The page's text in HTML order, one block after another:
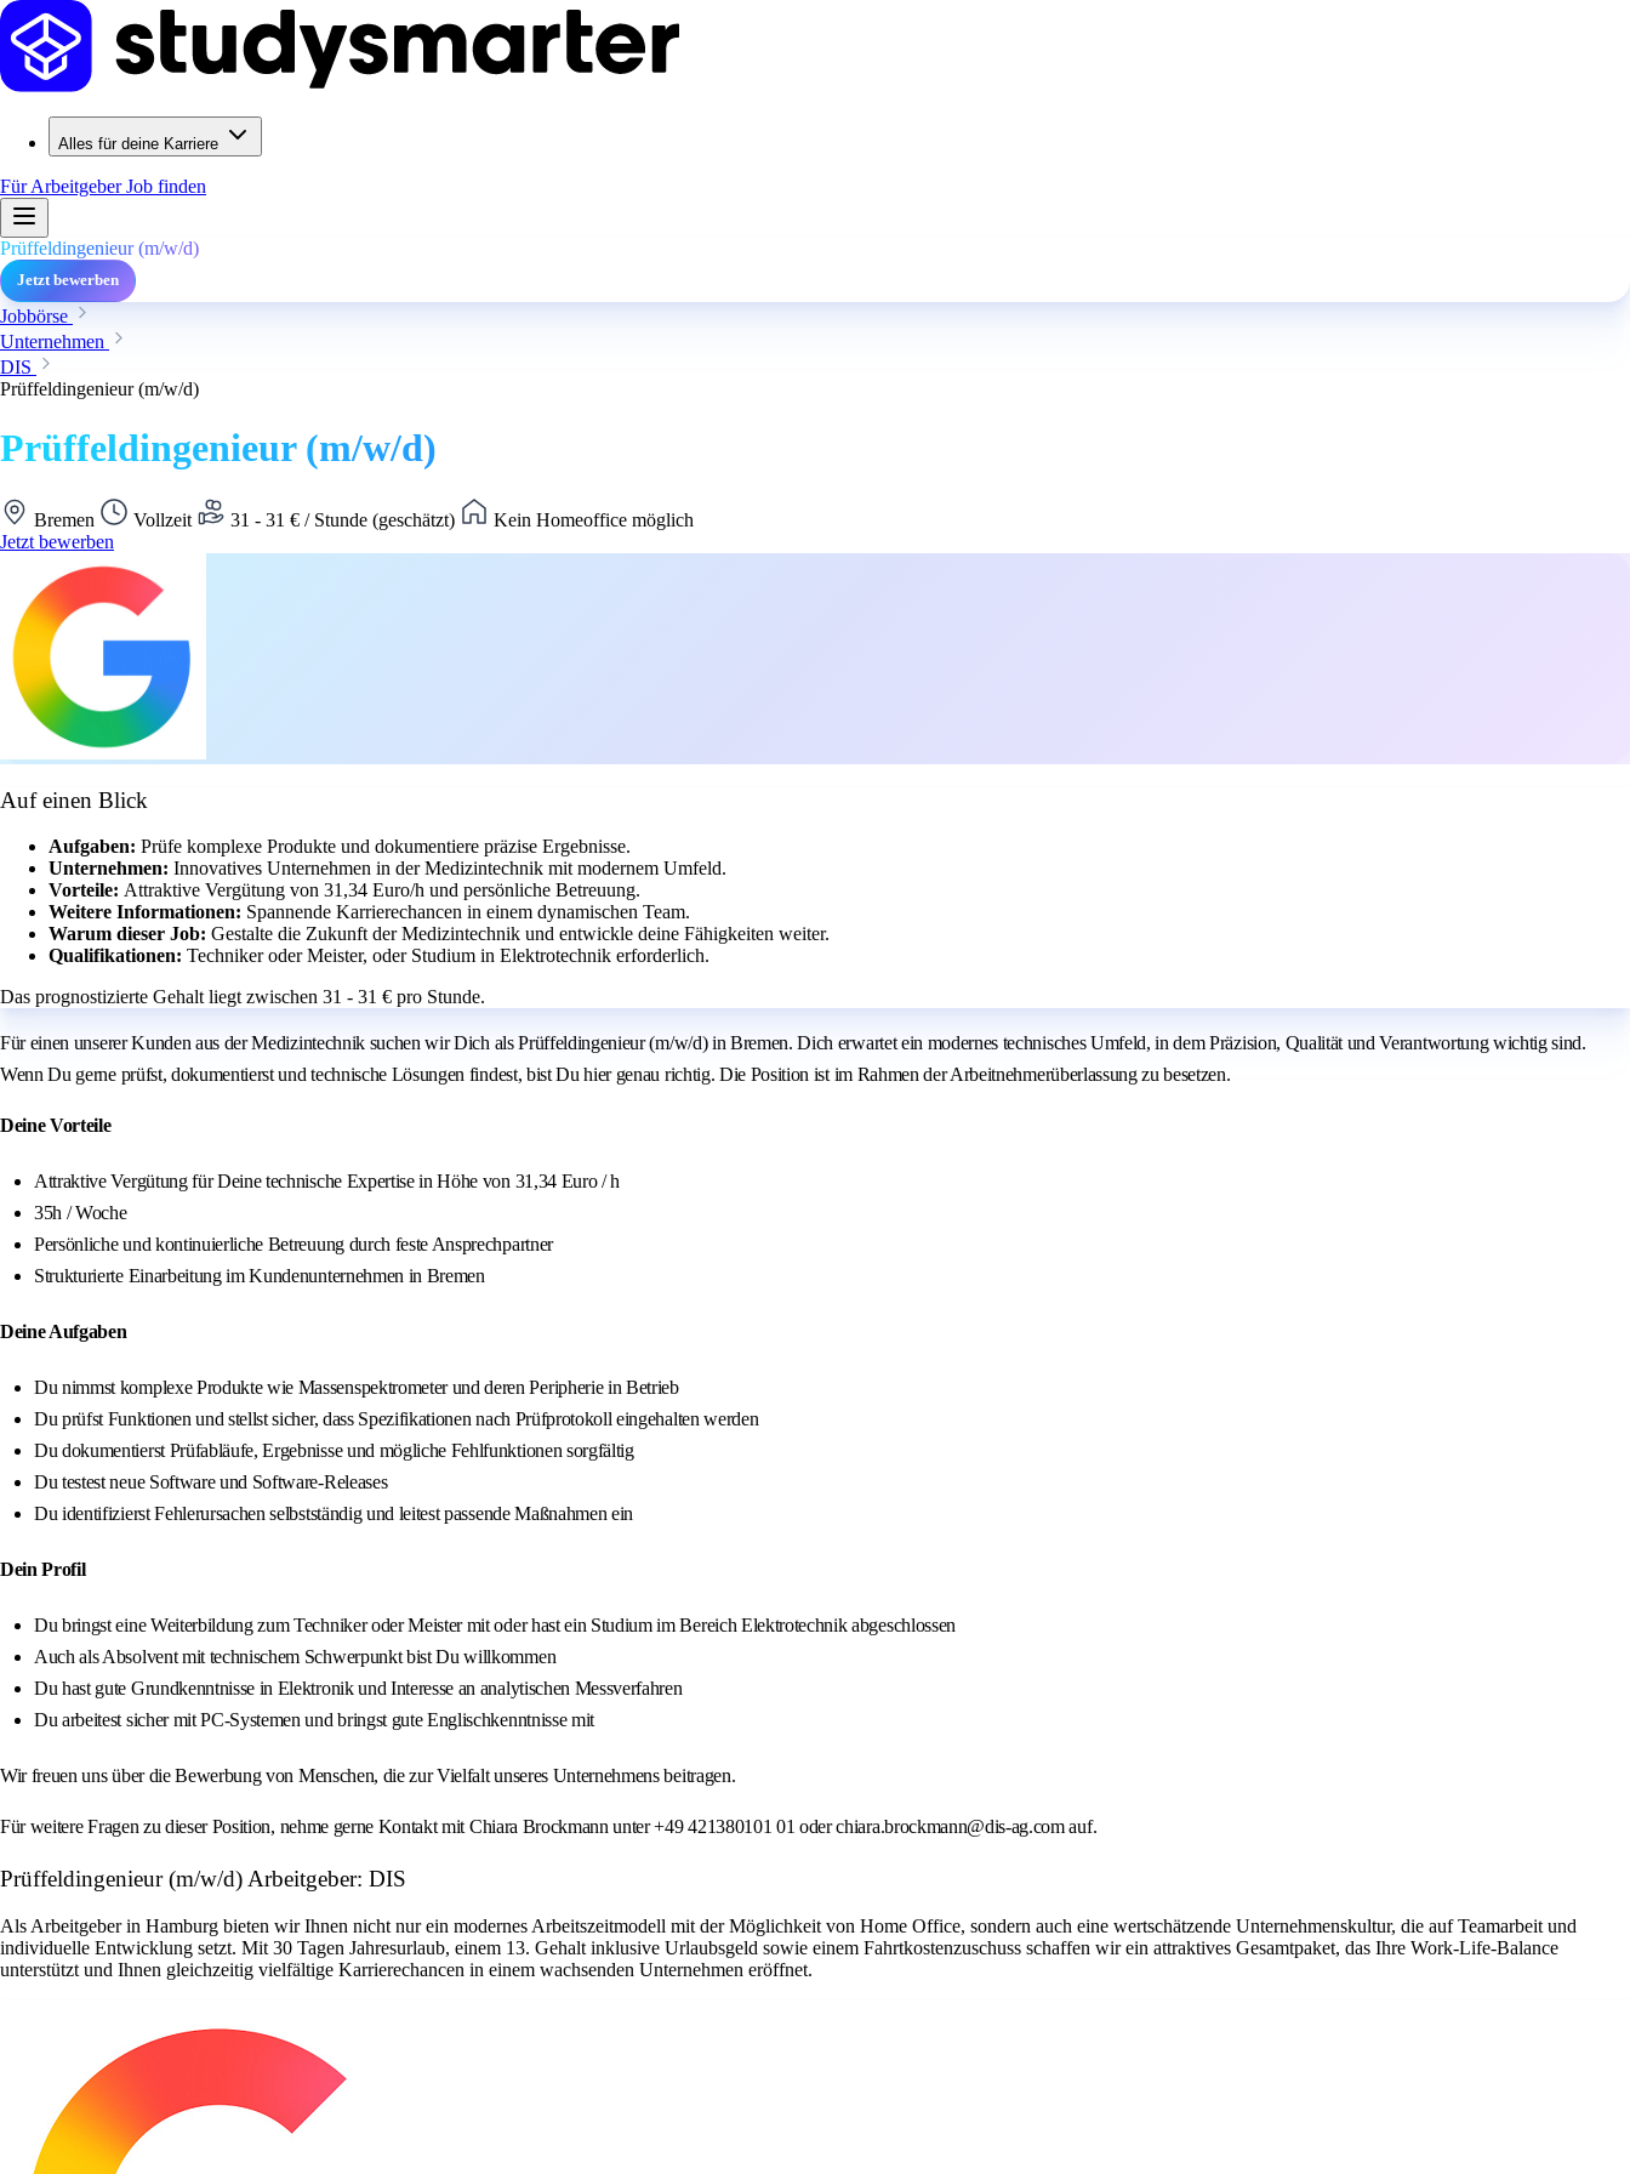
Alles für deine Karriere
Für ArbeitgeberJob finden
Prüffeldingenieur (m/w/d)
Jetzt bewerben
Jobbörse
Unternehmen
DIS
Prüffeldingenieur (m/w/d)
Prüffeldingenieur (m/w/d)
Bremen Vollzeit 31 - 31 € / Stunde (geschätzt)
Kein Homeoffice möglich
Jetzt bewerben
Auf einen Blick
Aufgaben: Prüfe komplexe Produkte und dokumentiere präzise Ergebnisse.
Unternehmen: Innovatives Unternehmen in der Medizintechnik mit modernem Umfeld.
Vorteile: Attraktive Vergütung von 31,34 Euro/h und persönliche Betreuung.
Weitere Informationen: Spannende Karrierechancen in einem dynamischen Team.
Warum dieser Job: Gestalte die Zukunft der Medizintechnik und entwickle deine Fähigkeiten weiter.
Qualifikationen: Techniker oder Meister, oder Studium in Elektrotechnik erforderlich.
Das prognostizierte Gehalt liegt zwischen 31 - 31 € pro Stunde.
Für einen unserer Kunden aus der Medizintechnik suchen wir Dich als Prüffeldingenieur (m/w/d) in Bremen. Dich erwartet ein modernes technisches Umfeld, in dem Präzision, Qualität und Verantwortung wichtig sind.
Wenn Du gerne prüfst, dokumentierst und technische Lösungen findest, bist Du hier genau richtig. Die Position ist im Rahmen der Arbeitnehmerüberlassung zu besetzen.
Deine Vorteile
Attraktive Vergütung für Deine technische Expertise in Höhe von 31,34 Euro / h
35h / Woche
Persönliche und kontinuierliche Betreuung durch feste Ansprechpartner
Strukturierte Einarbeitung im Kundenunternehmen in Bremen
Deine Aufgaben
Du nimmst komplexe Produkte wie Massenspektrometer und deren Peripherie in Betrieb
Du prüfst Funktionen und stellst sicher, dass Spezifikationen nach Prüfprotokoll eingehalten werden
Du dokumentierst Prüfabläufe, Ergebnisse und mögliche Fehlfunktionen sorgfältig
Du testest neue Software und Software-Releases
Du identifizierst Fehlerursachen selbstständig und leitest passende Maßnahmen ein
Dein Profil
Du bringst eine Weiterbildung zum Techniker oder Meister mit oder hast ein Studium im Bereich Elektrotechnik abgeschlossen
Auch als Absolvent mit technischem Schwerpunkt bist Du willkommen
Du hast gute Grundkenntnisse in Elektronik und Interesse an analytischen Messverfahren
Du arbeitest sicher mit PC-Systemen und bringst gute Englischkenntnisse mit
Wir freuen uns über die Bewerbung von Menschen, die zur Vielfalt unseres Unternehmens beitragen.
Für weitere Fragen zu dieser Position, nehme gerne Kontakt mit Chiara Brockmann unter +49 421380101 01 oder chiara.brockmann@dis-ag.com auf.
Prüffeldingenieur (m/w/d) Arbeitgeber: DIS
Als Arbeitgeber in Hamburg bieten wir Ihnen nicht nur ein modernes Arbeitszeitmodell mit der Möglichkeit von Home Office, sondern auch eine wertschätzende Unternehmenskultur, die auf Teamarbeit und
individuelle Entwicklung setzt. Mit 30 Tagen Jahresurlaub, einem 13. Gehalt inklusive Urlaubsgeld sowie einem Fahrtkostenzuschuss schaffen wir ein attraktives Gesamtpaket, das Ihre Work-Life-Balance
unterstützt und Ihnen gleichzeitig vielfältige Karrierechancen in einem wachsenden Unternehmen eröffnet.